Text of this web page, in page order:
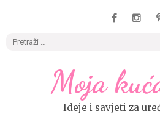
Moja
Ideje i savjeti za